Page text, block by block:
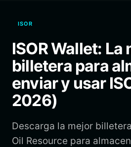
繁體中文
Bahasa Indonesia
ภาษาไทย
Español
Português (Brasil)
ISOR
ISOR Wallet: La
billetera para
enviar y usar
2026)
Descarga la mejor
Oil Resource para